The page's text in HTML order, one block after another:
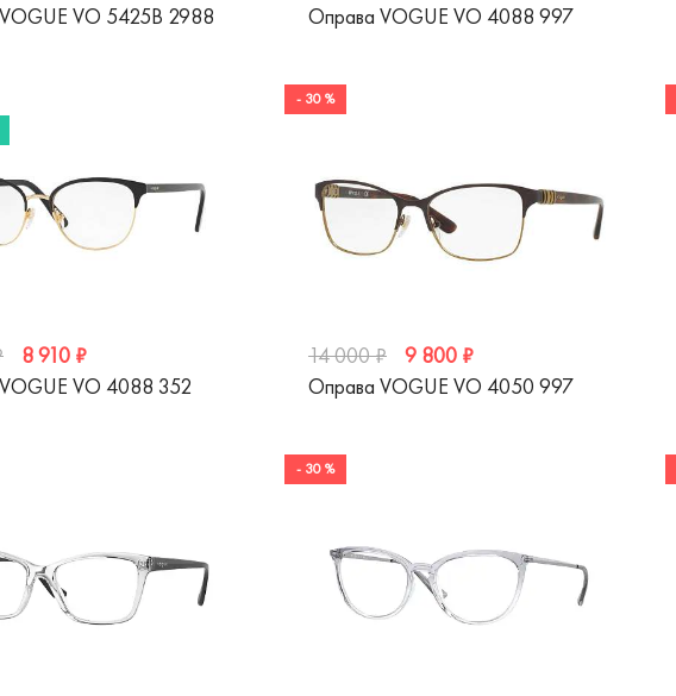
VO 5425B 2988
Оправа VOGUE VO 4088 997
8 910 ₽
VO 4088 352
- 30 %
14 000 ₽
9 800 ₽
Оправа VOGUE VO 4050 997
- 30 %